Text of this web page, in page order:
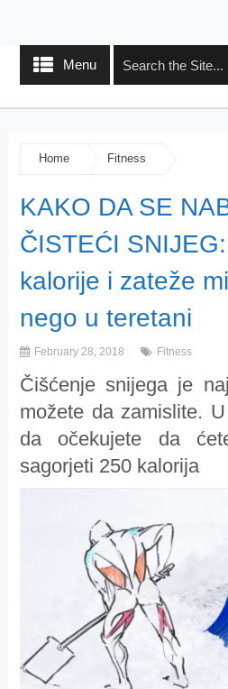
Menu
Home Fitness
KAKO DA SE
ČISTEĆI
kalorije i zateže
nego u teretani
February 28, 2018 Fitness
Čišćenje snijega je
možete da zamislite.
da očekujete da
sagorjeti 250 kalorija